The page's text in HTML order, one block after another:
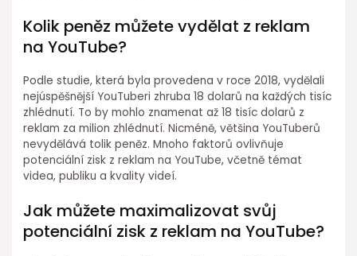
Kolik peněz můžete vydělat z reklam
na YouTube?
Podle studie, která byla provedena v roce 2018, vydělali
nejúspěšnější YouTuberi zhruba 18 dolarů na každých tisíc
zhlédnutí. To by mohlo znamenat až 18 tisíc dolarů z
reklam za milion zhlédnutí. Nicméně, většina YouTuberů
nevydělává tolik peněz. Mnoho faktorů ovlivňuje
potenciální zisk z reklam na YouTube, včetně témat
videa, publiku a kvality videí.
Jak můžete maximalizovat svůj
potenciální zisk z reklam na YouTube?